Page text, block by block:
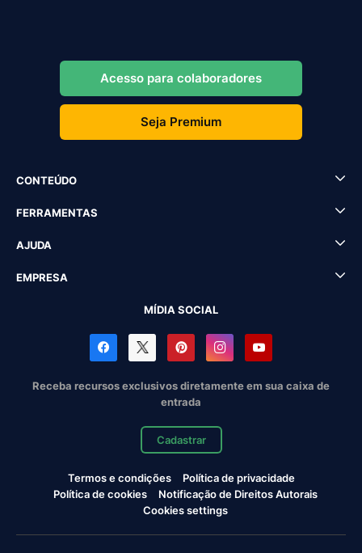
Acesso para colaboradores
Seja Premium
CONTEÚDO
FERRAMENTAS
AJUDA
EMPRESA
MÍDIA SOCIAL
Receba recursos exclusivos diretamente em sua caixa de
entrada
Cadastrar
Termos e condições
Política de privacidade
Política de cookies
Notificação de Direitos Autorais
Cookies settings